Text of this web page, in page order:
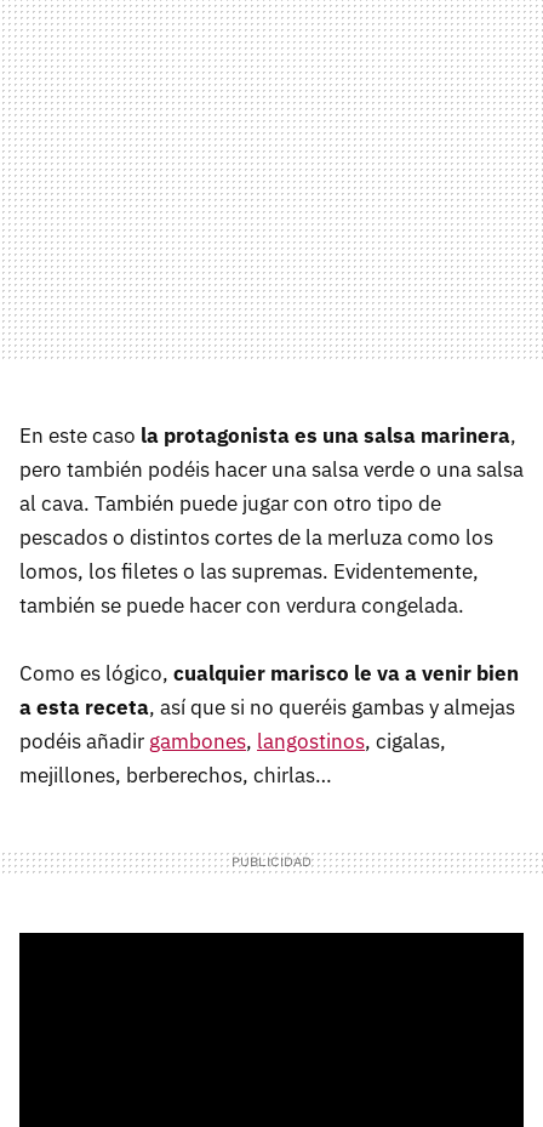
En este caso la protagonista es una salsa marinera,
pero también podéis hacer una salsa verde o una salsa
al cava. También puede jugar con otro tipo de
pescados o distintos cortes de la merluza como los
lomos, los filetes o las supremas. Evidentemente,
también se puede hacer con verdura congelada.
Como es lógico, cualquier marisco le va a venir bien
a esta receta, así que si no queréis gambas y almejas
podéis añadir gambones, langostinos, cigalas,
mejillones, berberechos, chirlas…